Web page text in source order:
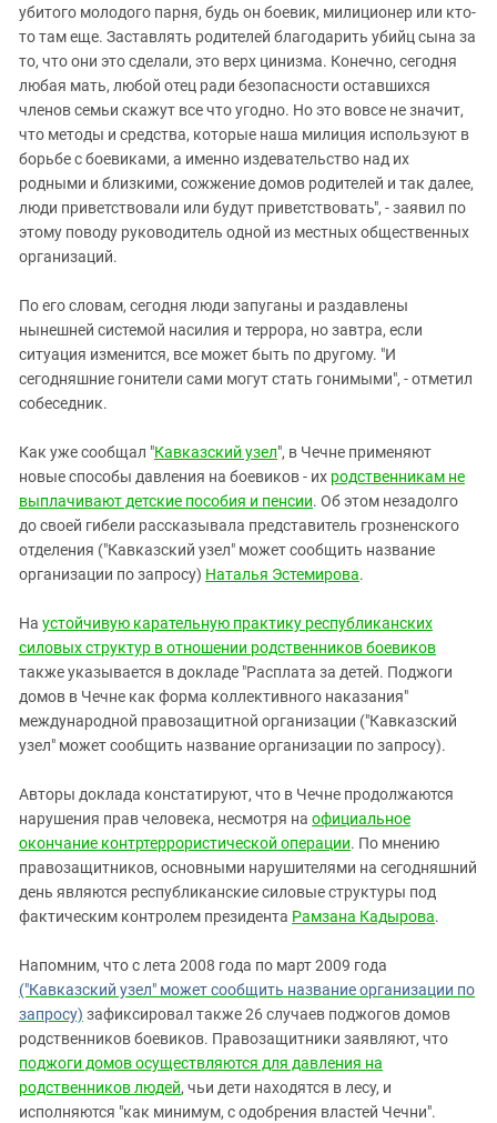
убитого молодого парня, будь он боевик, милиционер или кто-
то там еще. Заставлять родителей благодарить убийц сына за
то, что они это сделали, это верх цинизма. Конечно, сегодня
любая мать, любой отец ради безопасности оставшихся
членов семьи скажут все что угодно. Но это вовсе не значит,
что методы и средства, которые наша милиция используют в
борьбе с боевиками, а именно издевательство над их
родными и близкими, сожжение домов родителей и так далее,
люди приветствовали или будут приветствовать", - заявил по
этому поводу руководитель одной из местных общественных
организаций.
По его словам, сегодня люди запуганы и раздавлены
нынешней системой насилия и террора, но завтра, если
ситуация изменится, все может быть по другому. "И
сегодняшние гонители сами могут стать гонимыми", - отметил
собеседник.
Как уже сообщал "Кавказский узел", в Чечне применяют
новые способы давления на боевиков - их родственникам не
выплачивают детские пособия и пенсии. Об этом незадолго
до своей гибели рассказывала представитель грозненского
отделения ("Кавказский узел" может сообщить название
организации по запросу) Наталья Эстемирова.
На устойчивую карательную практику республиканских
силовых структур в отношении родственников боевиков
также указывается в докладе "Расплата за детей. Поджоги
домов в Чечне как форма коллективного наказания"
международной правозащитной организации ("Кавказский
узел" может сообщить название организации по запросу).
Авторы доклада констатируют, что в Чечне продолжаются
нарушения прав человека, несмотря на официальное
окончание контртеррористической операции. По мнению
правозащитников, основными нарушителями на сегодняшний
день являются республиканские силовые структуры под
фактическим контролем президента Рамзана Кадырова.
Напомним, что с лета 2008 года по март 2009 года
("Кавказский узел" может сообщить название организации по
запросу) зафиксировал также 26 случаев поджогов домов
родственников боевиков. Правозащитники заявляют, что
поджоги домов осуществляются для давления на
родственников людей, чьи дети находятся в лесу, и
исполняются "как минимум, с одобрения властей Чечни".